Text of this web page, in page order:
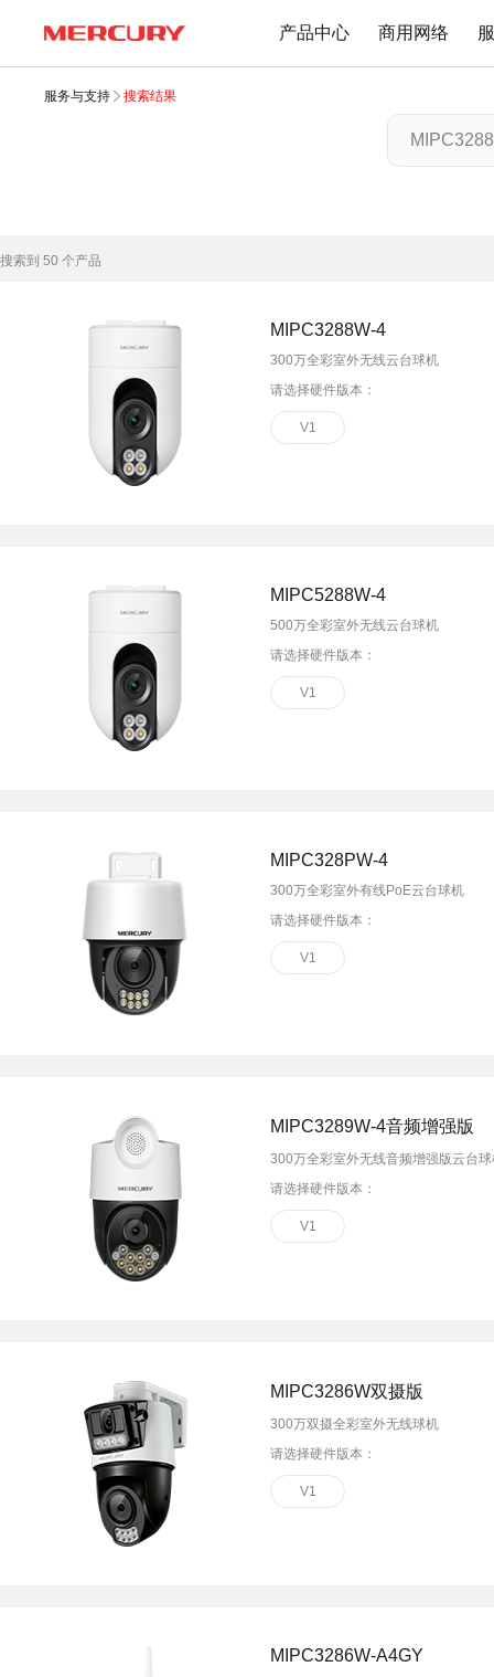
产品中心 商用网络
1200M无线
Wi-Fi 4无线
其他规格
无线扩展
有线路由
无线网络摄像机
球机
4G网络摄像机
网络硬盘录像机
2.5G交换机
无线控制器
服务与支持 搜索结果
搜索到 50 个产品
MIPC3288W-4
300万全彩室外无线云台球机
请选择硬件版本：
V1
MIPC5288W-4
500万全彩室外无线云台球机
请选择硬件版本：
V1
MIPC328PW-4
300万全彩室外有线PoE云台球机
请选择硬件版本：
V1
MIPC3289W-4音频增强版
300万全彩室外无线音频增强版云台
请选择硬件版本：
V1
MIPC3286W双摄版
300万双摄全彩室外无线球机
请选择硬件版本：
V1
MIPC3286W-A4GY